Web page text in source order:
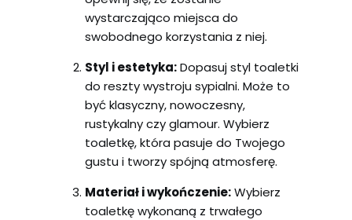
wystarczająco miejsca do
swobodnego korzystania z niej.
Styl i estetyka:Dopasuj styl toaletki
do reszty wystroju sypialni. Może to
być klasyczny, nowoczesny,
rustykalny czy glamour. Wybierz
toaletkę, która pasuje do Twojego
gustu i tworzy spójną atmosferę.
Materiał i wykończenie:Wybierz
toaletkę wykonaną z trwałego